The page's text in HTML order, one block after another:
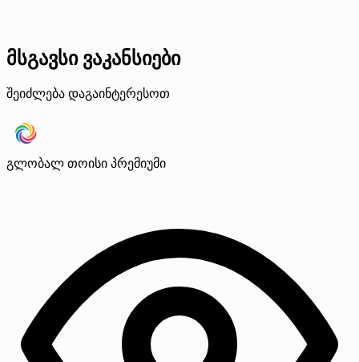
მსგავსი ვაკანსიები
შეიძლება დაგაინტერესოთ
გლობალ თოისი პრემიუმი